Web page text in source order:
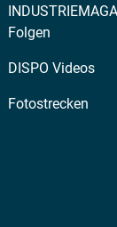
Folgen
DISPO Videos
Fotostrecken